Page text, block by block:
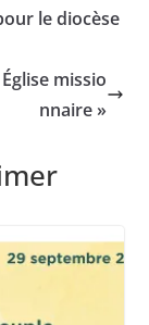
le diocèse
missio
nnaire »